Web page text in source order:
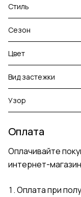
Стиль
Сезон
Цвет
Вид застежки
Узор
Оплата
Оплачивайте
интернет-
Оплата при